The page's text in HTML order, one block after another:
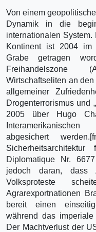
Von einem
Dynamik in die
internationalen
Kontinent ist 2004 im
Grabe getragen
Freihandelszone
Wirtschaftseliten an
allgemeiner
Drogenterrorismus und
2005 über Hugo
abgesichert
Diplomatique Nr.
jedoch daran, dass
Volksproteste
Agrarexportnationen
bereit einen
während das
Der Machtverlust der